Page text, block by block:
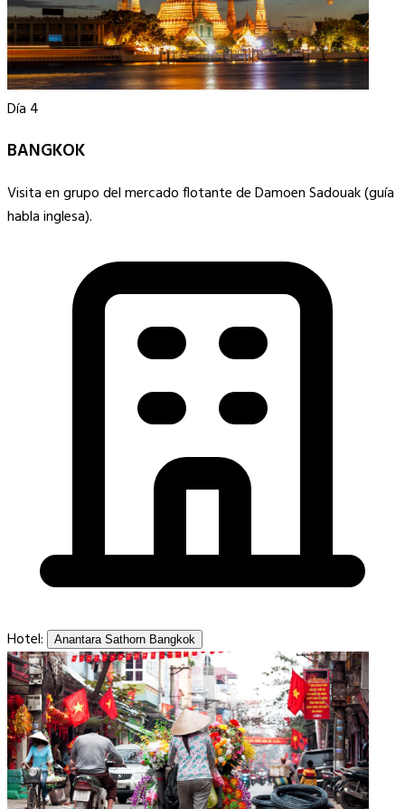
Día 4
BANGKOK
Visita en grupo del mercado flotante de Damoen Sadouak (guía
habla inglesa).
Hotel: Anantara Sathorn Bangkok